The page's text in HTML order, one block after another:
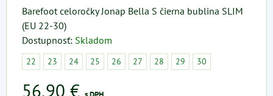
Barefoot celoročky Jonap Bella S čierna bublina SLIM
(EU 22-30)
Dostupnosť: Skladom
22 23 24 25 26 27 28 29 30
56,90 €